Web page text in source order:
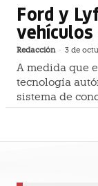
Ford y
Redacción - 3 de
A medida que
tecnología
sistema de